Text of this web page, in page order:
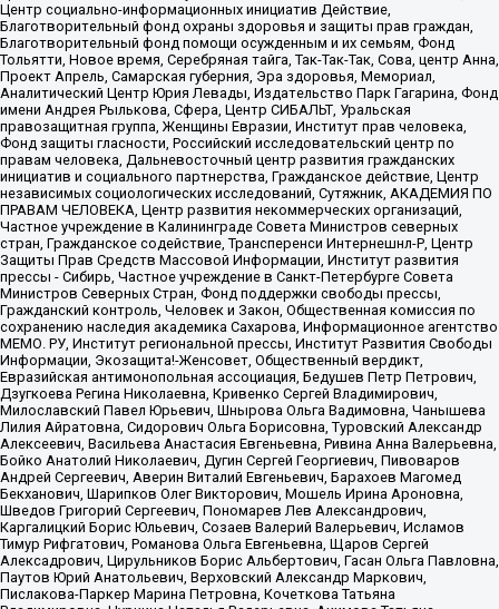
Центр социально-информационных инициатив Действие,
Благотворительный фонд охраны здоровья и защиты прав граждан,
Благотворительный фонд помощи осужденным и их семьям, Фонд
Тольятти, Новое время, Серебряная тайга, Так-Так-Так, Сова, центр Анна,
Проект Апрель, Самарская губерния, Эра здоровья, Мемориал,
Аналитический Центр Юрия Левады, Издательство Парк Гагарина, Фонд
имени Андрея Рылькова, Сфера, Центр СИБАЛЬТ, Уральская
правозащитная группа, Женщины Евразии, Институт прав человека,
Фонд защиты гласности, Российский исследовательский центр по
правам человека, Дальневосточный центр развития гражданских
инициатив и социального партнерства, Гражданское действие, Центр
независимых социологических исследований, Сутяжник, АКАДЕМИЯ ПО
ПРАВАМ ЧЕЛОВЕКА, Центр развития некоммерческих организаций,
Частное учреждение в Калининграде Совета Министров северных
стран, Гражданское содействие, Трансперенси Интернешнл-Р, Центр
Защиты Прав Средств Массовой Информации, Институт развития
прессы - Сибирь, Частное учреждение в Санкт-Петербурге Совета
Министров Северных Стран, Фонд поддержки свободы прессы,
Гражданский контроль, Человек и Закон, Общественная комиссия по
сохранению наследия академика Сахарова, Информационное агентство
МЕМО. РУ, Институт региональной прессы, Институт Развития Свободы
Информации, Экозащита!-Женсовет, Общественный вердикт,
Евразийская антимонопольная ассоциация, Бедушев Петр Петрович,
Дзугкоева Регина Николаевна, Кривенко Сергей Владимирович,
Милославский Павел Юрьевич, Шнырова Ольга Вадимовна, Чанышева
Лилия Айратовна, Сидорович Ольга Борисовна, Туровский Александр
Алексеевич, Васильева Анастасия Евгеньевна, Ривина Анна Валерьевна,
Бойко Анатолий Николаевич, Дугин Сергей Георгиевич, Пивоваров
Андрей Сергеевич, Аверин Виталий Евгеньевич, Барахоев Магомед
Бекханович, Шарипков Олег Викторович, Мошель Ирина Ароновна,
Шведов Григорий Сергеевич, Пономарев Лев Александрович,
Каргалицкий Борис Юльевич, Созаев Валерий Валерьевич, Исламов
Тимур Рифгатович, Романова Ольга Евгеньевна, Щаров Сергей
Алексадрович, Цирульников Борис Альбертович, Гасан Ольга Павловна,
Паутов Юрий Анатольевич, Верховский Александр Маркович,
Пислакова-Паркер Марина Петровна, Кочеткова Татьяна